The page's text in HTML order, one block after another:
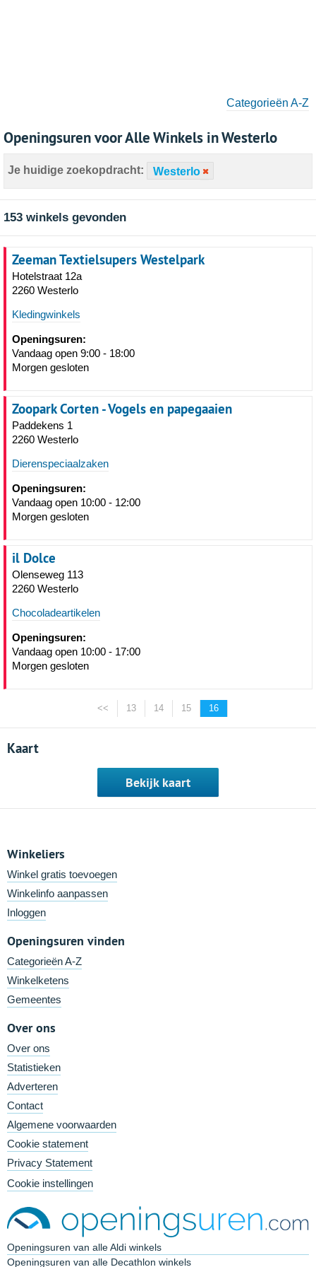
Categorieën A-Z
Openingsuren voor Alle Winkels in Westerlo
Je huidige zoekopdracht: Westerlo
153 winkels gevonden
Zeeman Textielsupers Westelpark
Hotelstraat 12a
2260 Westerlo
Kledingwinkels
Openingsuren:
Vandaag open 9:00 - 18:00
Morgen gesloten
Zoopark Corten - Vogels en papegaaien
Paddekens 1
2260 Westerlo
Dierenspeciaalzaken
Openingsuren:
Vandaag open 10:00 - 12:00
Morgen gesloten
il Dolce
Olenseweg 113
2260 Westerlo
Chocoladeartikelen
Openingsuren:
Vandaag open 10:00 - 17:00
Morgen gesloten
<< 13 14 15 16
Kaart
Bekijk kaart
Winkeliers
Winkel gratis toevoegen
Winkelinfo aanpassen
Inloggen
Openingsuren vinden
Categorieën A-Z
Winkelketens
Gemeentes
Over ons
Over ons
Statistieken
Adverteren
Contact
Algemene voorwaarden
Cookie statement
Privacy Statement
Cookie instellingen
Openingsuren van alle Aldi winkels
Openingsuren van alle Decathlon winkels